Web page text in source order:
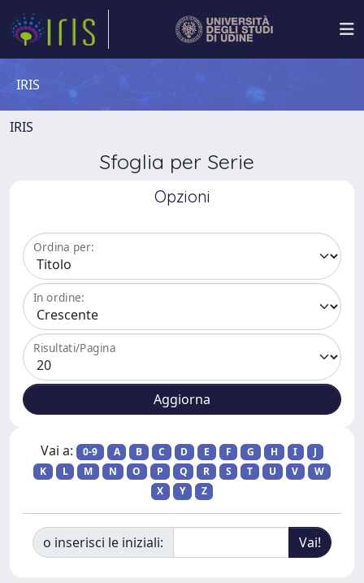
IRIS
IRIS
Sfoglia per Serie
Opzioni
Ordina per:
In ordine:
Risultati/Pagina
Vai a: 0-9 A B C D E F G H I
J
K
L M N O P Q R S T U V
W
X
Y Z
o inserisci le iniziali: